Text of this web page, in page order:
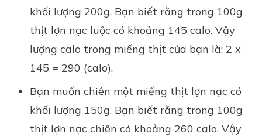
khối lượng 200g. Bạn biết rằng trong 100g
thịt lợn nạc luộc có khoảng 145 calo. Vậy
lượng calo trong miếng thịt của bạn là: 2 x
145 = 290 (calo).
Bạn muốn chiên một miếng thịt lợn nạc có
khối lượng 150g. Bạn biết rằng trong 100g
thịt lợn nạc chiên có khoảng 260 calo. Vậy